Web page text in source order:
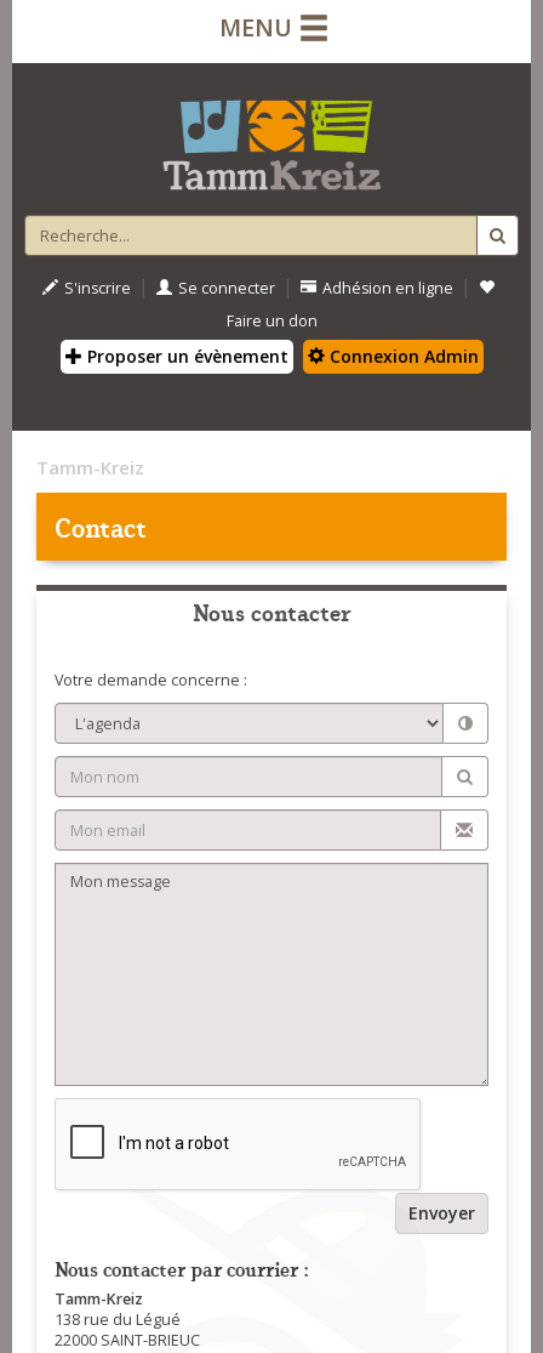
MENU
S'inscrire | Se connecter | Adhésion en ligne |
Faire un don
Proposer un évènement Connexion Admin
Tamm-Kreiz
Contact
Nous contacter
Votre demande concerne :
Envoyer
Nous contacter par courrier :
Tamm-Kreiz
138 rue du Légué
22000 SAINT-BRIEUC